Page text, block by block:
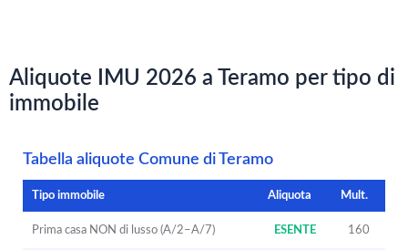
Aliquote IMU 2026 a Teramo per tipo di
immobile
Tabella aliquote Comune di Teramo
Tipo immobile Aliquota Mult.
Prima casa NON di lusso (A/2–A/7) ESENTE 160